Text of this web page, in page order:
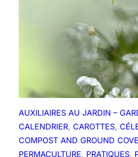
AUXILIAIRES AU JARDIN –
CALENDRIER, CAROTTES,
COMPOST AND GROUND
PERMACULTURE, PRATIQUES,